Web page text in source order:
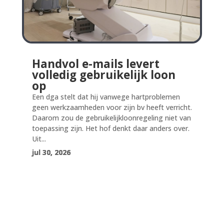
jul 30, 2026
jul 30, 2026
Handvol e-mails levert
volledig gebruikelijk loon
op
jul 30, 2026
Een dga stelt dat hij vanwege hartproblemen
geen werkzaamheden voor zijn bv heeft verricht.
Daarom zou de gebruikelijkloonregeling niet van
toepassing zijn. Het hof denkt daar anders over.
Uit...